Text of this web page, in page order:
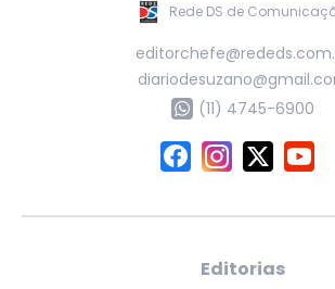
Rede DS de
(11) 4745-6900
Editorias